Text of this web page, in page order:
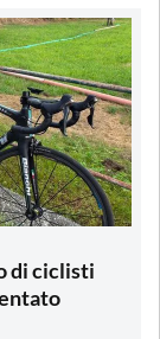
di ciclisti